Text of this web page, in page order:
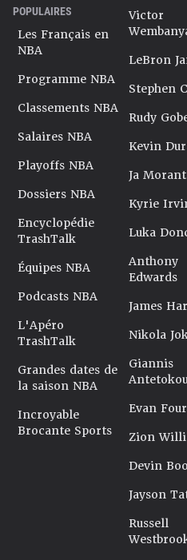
POPULAIRES
Les Français en
NBA
Programme NBA
Classements NBA
Salaires NBA
Playoffs NBA
Dossiers NBA
Encyclopédie
TrashTalk
Équipes NBA
Podcasts NBA
L'Apéro
TrashTalk
Grandes dates de
la saison NBA
Incroyable
Brocante Sports
Victor
LeBron
Stephen
Rudy
Kevin
Ja Morant
Kyrie
Luka
Anthony
Edwards
James
Nikola
Giannis
Evan
Zion
Devin
Jayson
Russell